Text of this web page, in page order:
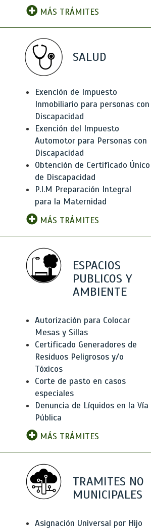
MÁS TRÁMITES
SALUD
Exención de Impuesto
Inmobiliario para personas con
Discapacidad
Exención del Impuesto
Automotor para Personas con
Discapacidad
Obtención de Certificado Único
de Discapacidad
P.I.M Preparación Integral
para la Maternidad
MÁS TRÁMITES
ESPACIOS
PUBLICOS Y
AMBIENTE
Autorización para Colocar
Mesas y Sillas
Certificado Generadores de
Residuos Peligrosos y/o
Tóxicos
Corte de pasto en casos
especiales
Denuncia de Líquidos en la Vía
Pública
MÁS TRÁMITES
TRAMITES NO
MUNICIPALES
Asignación Universal por Hijo